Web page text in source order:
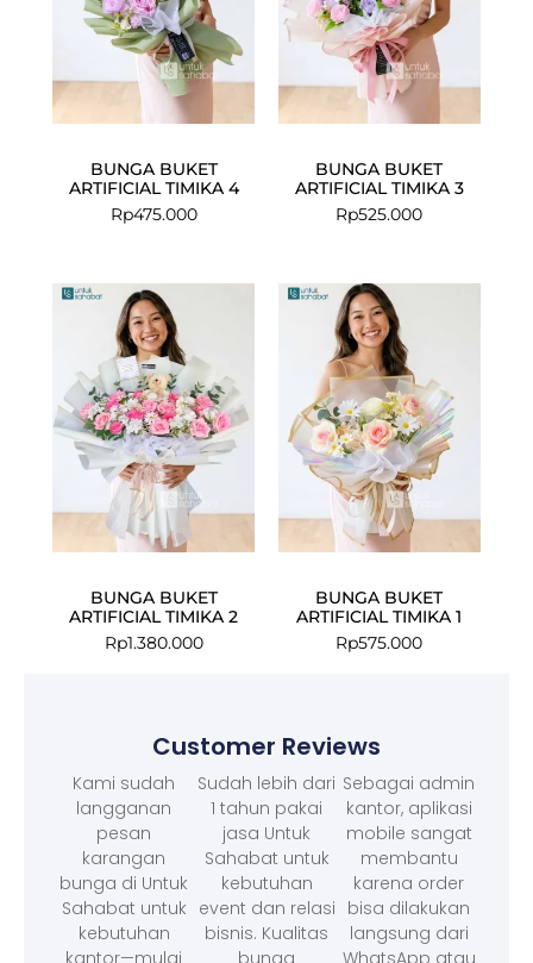
BUNGA BUKET
ARTIFICIAL TIMIKA 4
Rp475.000
BUNGA BUKET
ARTIFICIAL TIMIKA 3
Rp525.000
BUNGA BUKET
ARTIFICIAL TIMIKA 2
Rp1.380.000
BUNGA BUKET
ARTIFICIAL TIMIKA 1
Rp575.000
Customer Reviews
Kami sudah
langganan
pesan
karangan
bunga di Untuk
Sahabat untuk
kebutuhan
Sudah lebih dari
1 tahun pakai
jasa Untuk
Sahabat untuk
kebutuhan
event dan relasi
bisnis. Kualitas
Sebagai admin
kantor, aplikasi
mobile sangat
membantu
karena order
bisa dilakukan
langsung dari